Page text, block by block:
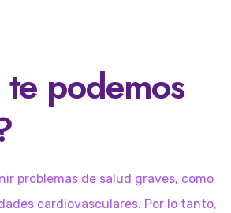
podemos
problemas de salud graves, como
cardiovasculares. Por lo tanto,